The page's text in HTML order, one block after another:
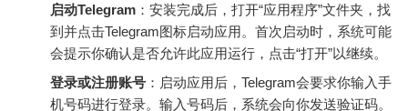
启动Telegram ：安装完成后，打开“应用程序”文件夹，找
到并点击Telegram图标启动应用。首次启动时，系统可能
会提示你确认是否允许此应用运行，点击“打开”以继续。
登录或注册账号 ：启动应用后，Telegram会要求你输入手
机号码进行登录。输入号码后，系统会向你发送验证码。